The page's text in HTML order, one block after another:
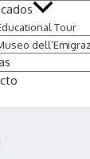
Tour